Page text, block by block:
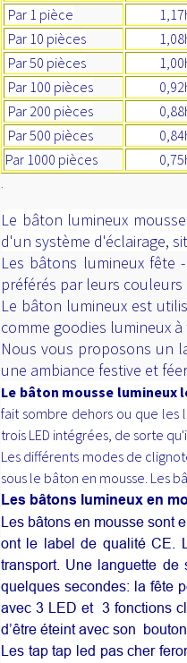
Par 1 pièce
1,17ht
Par 10 pièces
Par 50 pièces
1,00ht
Par 100 pièces
0,92ht
Par 200 pièces
0,88ht
Par 500 pièces
0,84ht
Par 1000 pièces
.
Le bâton lumineux
d'un système d'éclairage,
Les bâtons lumineux
préférés par leurs
Le bâton lumineux est
comme goodies lumineux
Nous vous proposons un
une ambiance festive et
Le bâton mousse lumineux
fait sombre dehors ou que les
trois LED intégrées, de sorte
Les différents modes de
sous le bâton en mousse. Les
Les bâtons lumineux en
Les bâtons en mousse sont
ont le label de qualité CE.
transport. Une languette
quelques secondes: la fête
avec 3 LED et 3 fonctions
d’être éteint avec son
Les tap tap led pas cher